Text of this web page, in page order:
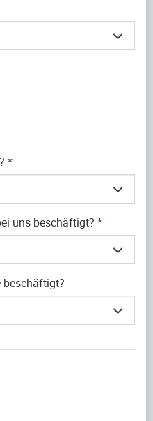
*
uns beschäftigt? *
beschäftigt?